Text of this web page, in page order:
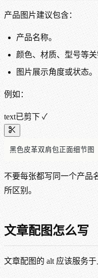
产品图片建议包含：
产品名称。
颜色、材质、型号等
图片展示角度或状态。
例如：
text已剪下 ✓
黑色皮革双肩包正面细节图
不要每张都写同一个产品
所区别。
文章配图怎么写
文章配图的 alt 应该服务